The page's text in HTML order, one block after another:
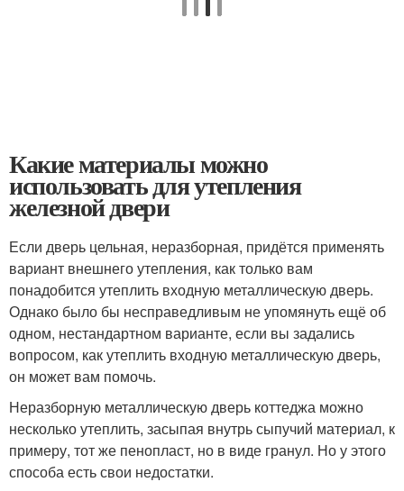
Какие материалы можно
использовать для утепления
железной двери
Если дверь цельная, неразборная, придётся применять
вариант внешнего утепления, как только вам
понадобится утеплить входную металлическую дверь.
Однако было бы несправедливым не упомянуть ещё об
одном, нестандартном варианте, если вы задались
вопросом, как утеплить входную металлическую дверь,
он может вам помочь.
Неразборную металлическую дверь коттеджа можно
несколько утеплить, засыпая внутрь сыпучий материал, к
примеру, тот же пенопласт, но в виде гранул. Но у этого
способа есть свои недостатки.